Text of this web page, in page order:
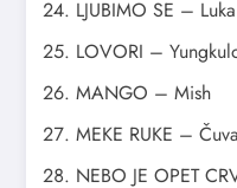
LJUBIMO SE –
LOVORI –
MANGO – Mish
MEKE RUKE –
NEBO JE OPET